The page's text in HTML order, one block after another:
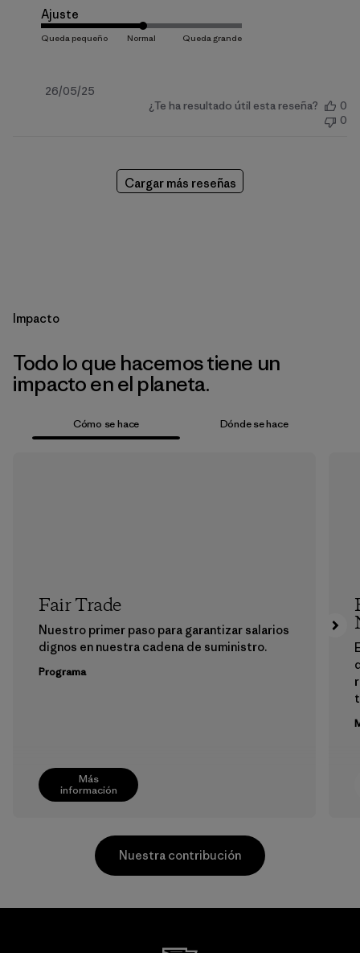
Ajuste
Fecha
26/05/25
¿Te ha resultado útil esta reseña?
0
0
Cargar más reseñas
Impacto
Todo lo que hacemos tiene un
impacto en el planeta.
Cómo se hace Dónde se hace
Más
información
Fair Trade
Nuestro primer paso para garantizar salarios
dignos en nuestra cadena de suministro.
Programa
Nuestra contribución